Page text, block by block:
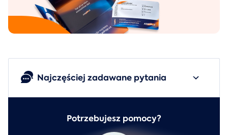
Najczęściej zadawane pytania
Potrzebujesz pomocy?